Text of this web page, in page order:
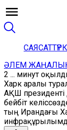
САЯСАТ
ӘЛЕМ
2 ... минут
Харк аралы
АҚШ президенті
бейбіт
тың Ирандағы